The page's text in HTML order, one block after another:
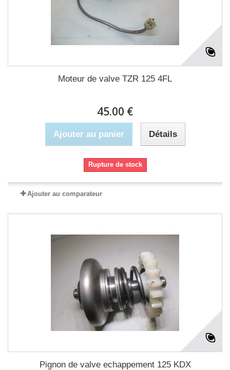
Moteur de valve TZR 125 4FL
45.00 €
Ajouter au panier Détails
Rupture de stock
Ajouter au comparateur
Pignon de valve echappement 125 KDX